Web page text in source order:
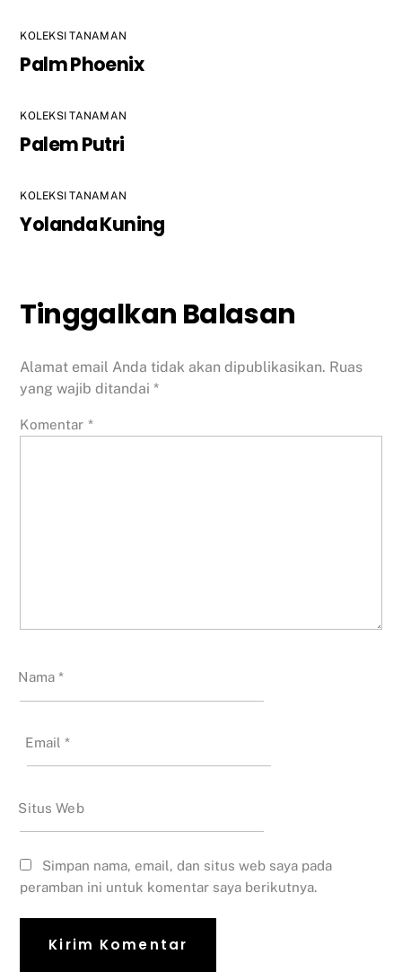
KOLEKSI TANAMAN
Palm Phoenix
KOLEKSI TANAMAN
Palem Putri
KOLEKSI TANAMAN
Yolanda Kuning
Tinggalkan Balasan
Alamat email Anda tidak akan dipublikasikan. Ruas
yang wajib ditandai*
Komentar *
Nama*
Email*
Situs Web
Simpan nama, email, dan situs web saya pada
peramban ini untuk komentar saya berikutnya.